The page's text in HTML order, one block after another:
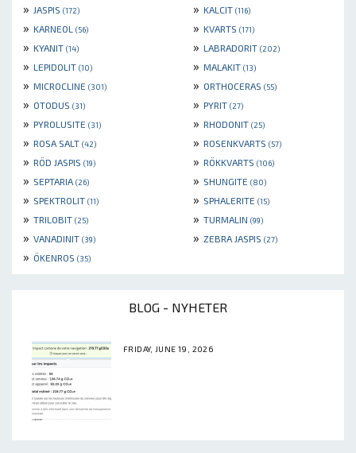
» JASPIS (172) » KALCIT (116)
» KARNEOL (56) » KVARTS (171)
» KYANIT (14) » LABRADORIT (202)
» LEPIDOLIT (10) » MALAKIT (13)
» MICROCLINE (301) » ORTHOCERAS (55)
» OTODUS (31) » PYRIT (27)
» PYROLUSITE (31) » RHODONIT (25)
» ROSA SALT (42) » ROSENKVARTS (57)
» RÖD JASPIS (19) » RÖKKVARTS (106)
» SEPTARIA (26) » SHUNGITE (80)
» SPEKTROLIT (11) » SPHALERITE (15)
» TRILOBIT (25) » TURMALIN (99)
» VANADINIT (39) » ZEBRA JASPIS (27)
» ÖKENROS (35)
BLOG - NYHETER
FRIDAY, JUNE 19, 2026